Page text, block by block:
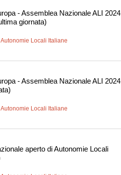
- Assemblea Nazionale ALI 2024
giornata)
Autonomie Locali Italiane
- Assemblea Nazionale ALI 2024
Autonomie Locali Italiane
aperto di Autonomie Locali